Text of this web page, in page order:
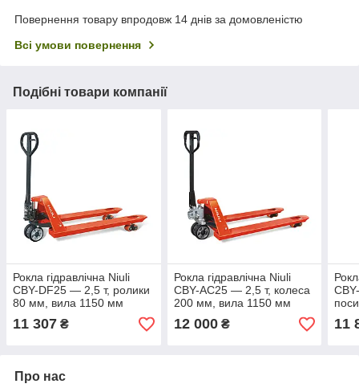
Повернення товару впродовж 14 днів за домовленістю
Всі умови повернення
Подібні товари компанії
Рокла гідравлічна Niuli
CBY-DF25 — 2,5 т, ролики
80 мм, вила 1150 мм
11 307 ₴
Рокла гідравлічна Niuli
CBY-AC25 — 2,5 т, колеса
200 мм, вила 1150 мм
12 000₴
мм
11
Про нас